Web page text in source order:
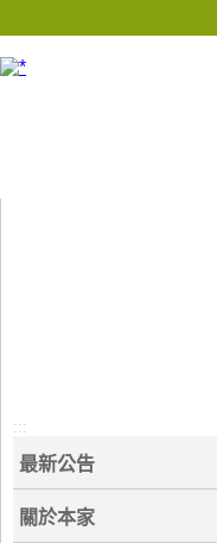
:::
最新公告
關於本家